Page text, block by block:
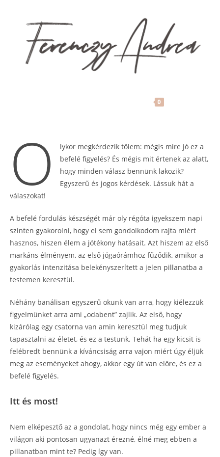
0
Befelé figyelés – mit tud a
tested, amit te nem?
FerenczyAndrea
Azonnal alkalmazható tipp a tudatosabb
O
lykor megkérdezik tőlem: mégis mire jó ez a
befelé figyelés? És mégis mit értenek az alatt,
hogy minden válasz bennünk lakozik?
Egyszerű és jogos kérdések. Lássuk hát a
válaszokat!
A befelé fordulás készségét már oly régóta igyekszem napi
szinten gyakorolni, hogy el sem gondolkodom rajta miért
hasznos, hiszen élem a jótékony hatásait. Azt hiszem az első
markáns élményem, az első jógaórámhoz fűződik, amikor a
gyakorlás intenzitása belekényszerített a jelen pillanatba a
testemen keresztül.
Néhány banálisan egyszerű okunk van arra, hogy kiélezzük
figyelmünket arra ami „odabent” zajlik. Az első, hogy
kizárólag egy csatorna van amin keresztül meg tudjuk
tapasztalni az életet, és ez a testünk. Tehát ha egy kicsit is
felébredt bennünk a kíváncsiság arra vajon miért úgy éljük
meg az eseményeket ahogy, akkor egy út van előre, és ez a
befelé figyelés.
Itt és most!
Nem elképesztő az a gondolat, hogy nincs még egy ember a
világon aki pontosan ugyanazt érezné, élné meg ebben a
pillanatban mint te? Pedig így van.